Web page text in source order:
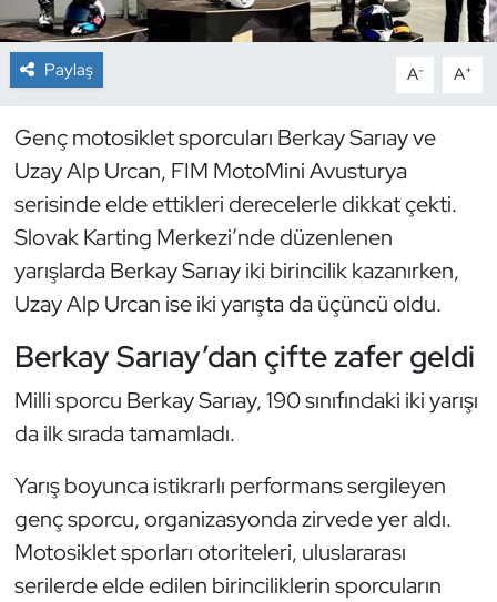
Paylaş A- A+
Genç motosiklet sporcuları Berkay Sarıay ve
Uzay Alp Urcan, FIM MotoMini Avusturya
serisinde elde ettikleri derecelerle dikkat çekti.
Slovak Karting Merkezi’nde düzenlenen
yarışlarda Berkay Sarıay iki birincilik kazanırken,
Uzay Alp Urcan ise iki yarışta da üçüncü oldu.
Berkay Sarıay’dan çifte zafer geldi
Milli sporcu Berkay Sarıay, 190 sınıfındaki iki yarışı
da ilk sırada tamamladı.
Yarış boyunca istikrarlı performans sergileyen
genç sporcu, organizasyonda zirvede yer aldı.
Motosiklet sporları otoriteleri, uluslararası
serilerde elde edilen birinciliklerin sporcuların
Dağcılık
Dövüş Sanatı
E-Spor
Eskrim
Genel
Golf
Güreş